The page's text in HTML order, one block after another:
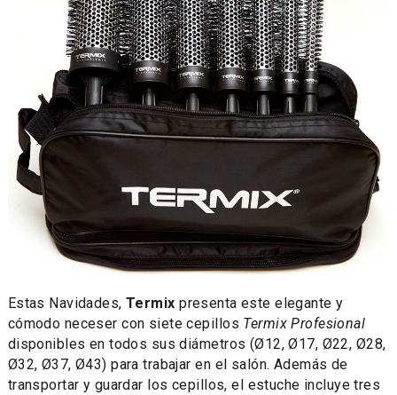
Estas Navidades,Termix presenta este elegante y
cómodo neceser con siete cepillos Termix Profesional
disponibles en todos sus diámetros (Ø12, Ø17, Ø22, Ø28,
Ø32, Ø37, Ø43) para trabajar en el salón. Además de
transportar y guardar los cepillos, el estuche incluye tres